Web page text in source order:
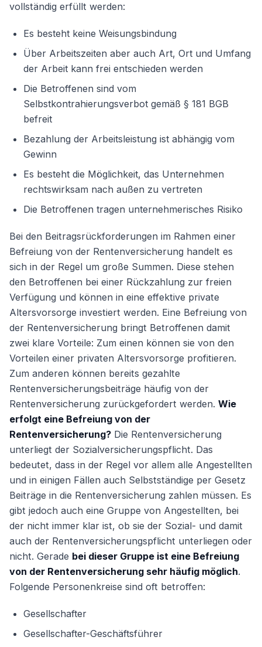
vollständig erfüllt werden:
Es besteht keine Weisungsbindung
Über Arbeitszeiten aber auch Art, Ort und Umfang
der Arbeit kann frei entschieden werden
Die Betroffenen sind vom
Selbstkontrahierungsverbot gemäß § 181 BGB
befreit
Bezahlung der Arbeitsleistung ist abhängig vom
Gewinn
Es besteht die Möglichkeit, das Unternehmen
rechtswirksam nach außen zu vertreten
Die Betroffenen tragen unternehmerisches Risiko
Bei den Beitragsrückforderungen im Rahmen einer
Befreiung von der Rentenversicherung handelt es
sich in der Regel um große Summen. Diese stehen
den Betroffenen bei einer Rückzahlung zur freien
Verfügung und können in eine effektive private
Altersvorsorge investiert werden. Eine Befreiung von
der Rentenversicherung bringt Betroffenen damit
zwei klare Vorteile: Zum einen können sie von den
Vorteilen einer privaten Altersvorsorge profitieren.
Zum anderen können bereits gezahlte
Rentenversicherungsbeiträge häufig von der
Rentenversicherung zurückgefordert werden. Wie
erfolgt eine Befreiung von der
Rentenversicherung? Die Rentenversicherung
unterliegt der Sozialversicherungspflicht. Das
bedeutet, dass in der Regel vor allem alle Angestellten
und in einigen Fällen auch Selbstständige per Gesetz
Beiträge in die Rentenversicherung zahlen müssen. Es
gibt jedoch auch eine Gruppe von Angestellten, bei
der nicht immer klar ist, ob sie der Sozial- und damit
auch der Rentenversicherungspflicht unterliegen oder
nicht. Gerade bei dieser Gruppe ist eine Befreiung
von der Rentenversicherung sehr häufig möglich.
Folgende Personenkreise sind oft betroffen:
Gesellschafter
Gesellschafter-Geschäftsführer